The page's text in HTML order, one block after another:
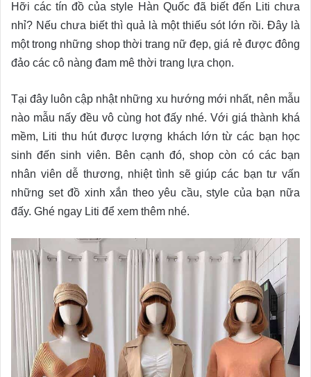
Hỡi các tín đồ của style Hàn Quốc đã biết đến Liti chưa
nhỉ? Nếu chưa biết thì quả là một thiếu sót lớn rồi. Đây là
một trong những shop thời trang nữ đẹp, giá rẻ được đông
đảo các cô nàng đam mê thời trang lựa chọn.
Tại đây luôn cập nhật những xu hướng mới nhất, nên mẫu
nào mẫu nấy đều vô cùng hot đấy nhé. Với giá thành khá
mềm, Liti thu hút được lượng khách lớn từ các bạn học
sinh đến sinh viên. Bên cạnh đó, shop còn có các bạn
nhân viên dễ thương, nhiệt tình sẽ giúp các bạn tư vấn
những set đồ xinh xắn theo yêu cầu, style của bạn nữa
đấy. Ghé ngay Liti để xem thêm nhé.